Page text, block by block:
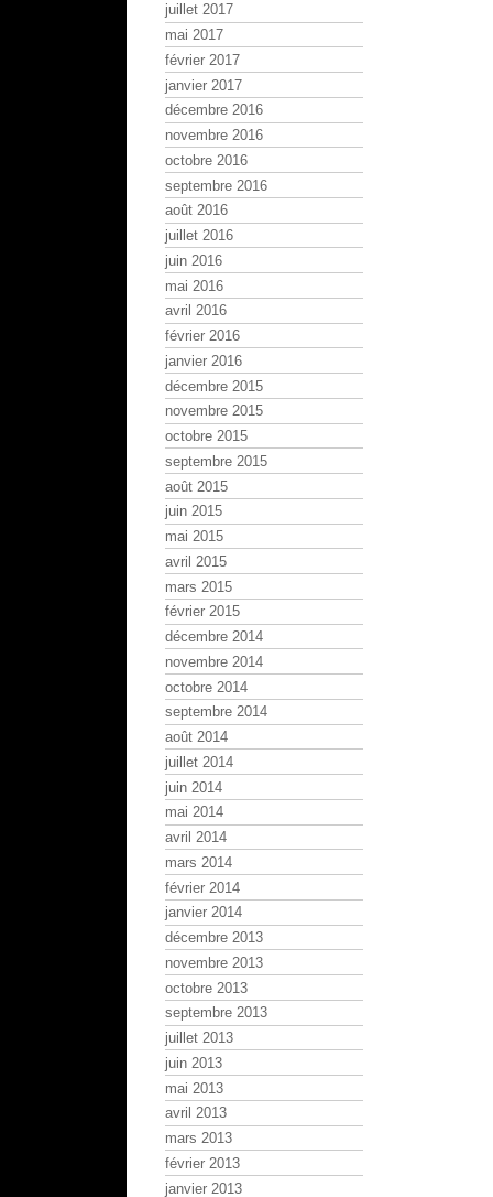
juillet 2017
mai 2017
février 2017
janvier 2017
décembre 2016
novembre 2016
octobre 2016
septembre 2016
août 2016
juillet 2016
juin 2016
mai 2016
avril 2016
février 2016
janvier 2016
décembre 2015
novembre 2015
octobre 2015
septembre 2015
août 2015
juin 2015
mai 2015
avril 2015
mars 2015
février 2015
décembre 2014
novembre 2014
octobre 2014
septembre 2014
août 2014
juillet 2014
juin 2014
mai 2014
avril 2014
mars 2014
février 2014
janvier 2014
décembre 2013
novembre 2013
octobre 2013
septembre 2013
juillet 2013
juin 2013
mai 2013
avril 2013
mars 2013
février 2013
janvier 2013